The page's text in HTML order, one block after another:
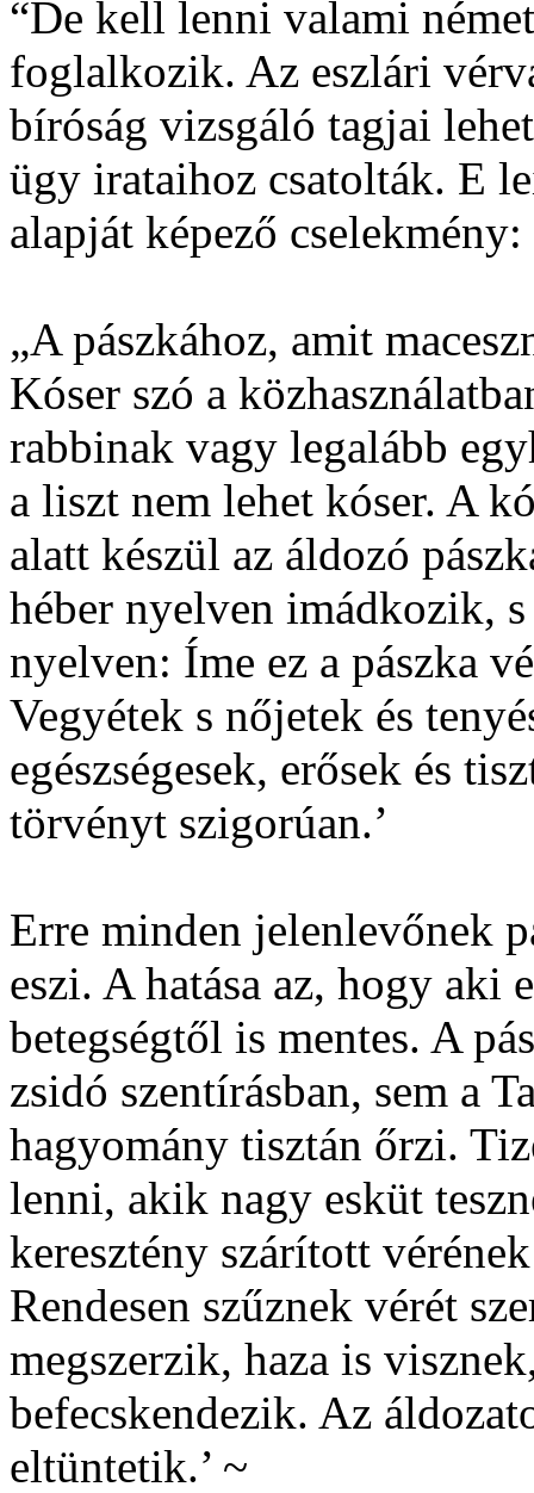
“De kell lenni valami
foglalkozik. Az eszlári
bíróság vizsgáló tagjai
ügy irataihoz csatolták. E
alapját képező cselekmény:
„A pászkához, amit
Kóser szó a
rabbinak vagy legalább
a liszt nem lehet kóser. A
alatt készül az áldozó
héber nyelven imádkozik,
nyelven: Íme ez a pászka
Vegyétek s nőjetek és
egészségesek, erősek és
törvényt szigorúan.’
Erre minden jelenlevőnek
eszi. A hatása az, hogy aki
betegségtől is mentes. A
zsidó szentírásban, sem a
hagyomány tisztán őrzi.
lenni, akik nagy esküt
keresztény szárított
Rendesen szűznek vérét
megszerzik, haza is
befecskendezik. Az
eltüntetik.’ ~